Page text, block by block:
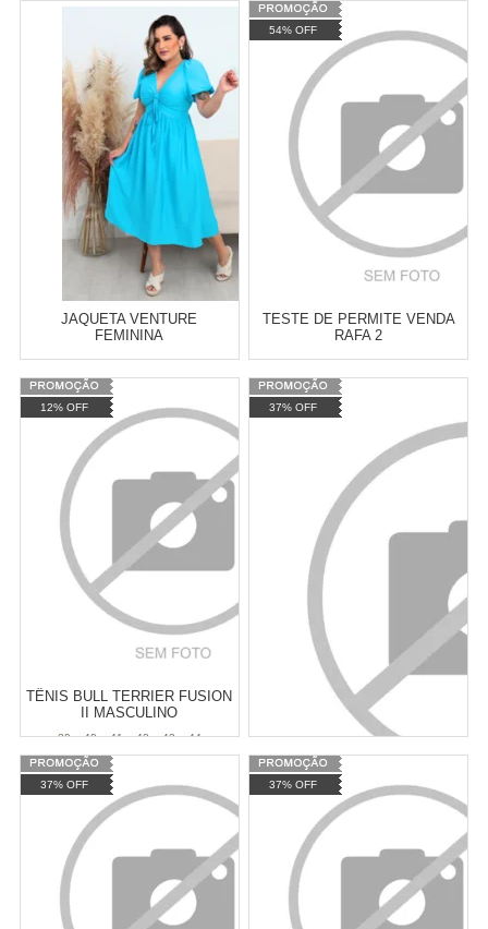
JAQUETA VENTURE
FEMININA
Atacado: R$
Revendedor)
RAFAELANOVEMBRO2022
COMPRAR
54% OFF
TESTE DE PERMITE VENDA
RAFA 2
Varejo:
Atacado: R$
Revendedor)
R$ 6,63
AVENTURA
COMPRAR
12% OFF
TÊNIS BULL TERRIER FUSION
II MASCULINO
39 40 41 42 43 44
Varejo:
Atacado: R$ 349,90 (Apenas
Revendedor)
6
Cat: PERFORMANCE
COMPRAR
37% OFF
CAMISETA
37% OFF 37% OFF